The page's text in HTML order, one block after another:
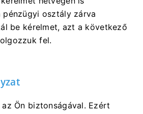
osztály zárva
be kérelmet, azt a következő
fel.
Ön biztonságával. Ezért